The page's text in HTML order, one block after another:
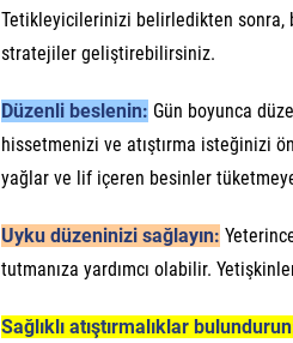
Tetikleyicilerinizi belirledikten sonra,
stratejiler geliştirebilirsiniz.
Düzenli beslenin: Gün boyunca
hissetmenizi ve atıştırma isteğinizi
yağlar ve lif içeren besinler tüketmeye
Uyku düzeninizi sağlayın:
tutmanıza yardımcı olabilir.
Sağlıklı atıştırmalıklar